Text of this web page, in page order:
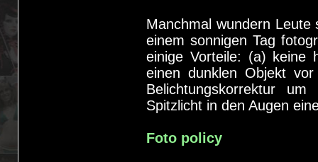
Manchmal wundern
einem sonnigen Tag
einige Vorteile: (a) keine
einen dunklen Objekt
Belichtungskorrektur
Spitzlicht in den Augen
Foto policy